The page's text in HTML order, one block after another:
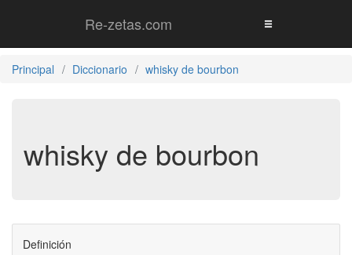
Re-zetas.com
Principal Diccionario whisky de bourbon
whisky de bourbon
Definición